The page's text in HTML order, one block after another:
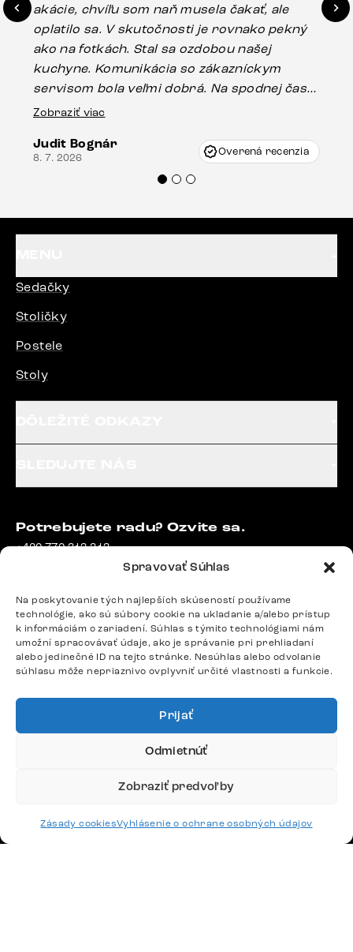
Spravovať Súhlas
Na poskytovanie tých najlepších skúseností používame
technológie, ako sú súbory cookie na ukladanie a/alebo prístup
k informáciám o zariadení. Súhlas s týmito technológiami nám
umožní spracovávať údaje, ako je správanie pri prehliadaní
alebo jedinečné ID na tejto stránke. Nesúhlas alebo odvolanie
súhlasu môže nepriaznivo ovplyvniť určité vlastnosti a funkcie.
Prijať
Odmietnúť
Zobraziť predvoľby
Zásady cookiesVyhlásenie o ochrane osobných údajov
akácie, chvíľu som naň musela čakať, ale
oplatilo sa. V skutočnosti je rovnako pekný
ako na fotkách. Stal sa ozdobou našej
kuchyne. Komunikácia so zákazníckym
servisom bola veľmi dobrá. Na spodnej časti
stola bolo malé poškodenie, pravdepodobne
Vincze pri riešení mojej záležitosti pristúpili
veľmi korektne. Odporúčam produkty Delife
Zobraziť viac
Judit Bognár
8. 7. 2026 Overená recenzia
Sedačky
Stoličky
Postele
Stoly
Potrebujete radu? Ozvite sa.
+420 770 313 313
Po – Pia: 9:00 – 17:00
Odpovedáme do 24 hodín.
Google recenzie
4,8